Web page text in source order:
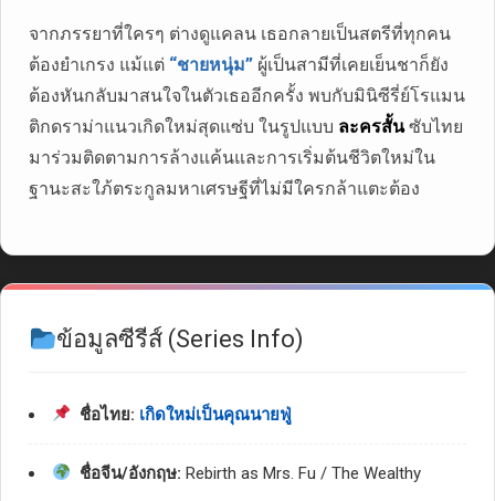
จากภรรยาที่ใครๆ ต่างดูแคลน เธอกลายเป็นสตรีที่ทุกคน
ต้องยำเกรง แม้แต่ “ชายหนุ่ม” ผู้เป็นสามีที่เคยเย็นชาก็ยัง
ต้องหันกลับมาสนใจในตัวเธออีกครั้ง พบกับมินิซีรี่ย์โรแมน
ติกดราม่าแนวเกิดใหม่สุดแซ่บ ในรูปแบบ ละครสั้นซับไทย
มาร่วมติดตามการล้างแค้นและการเริ่มต้นชีวิตใหม่ใน
ฐานะสะใภ้ตระกูลมหาเศรษฐีที่ไม่มีใครกล้าแตะต้อง
ข้อมูลซีรีส์ (Series Info)
ชื่อไทย: เกิดใหม่เป็นคุณนายฟู่
ชื่อจีน/อังกฤษ: Rebirth as Mrs. Fu / The Wealthy